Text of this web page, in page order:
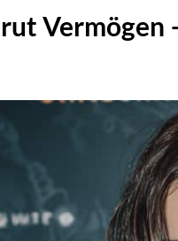
Vermögen